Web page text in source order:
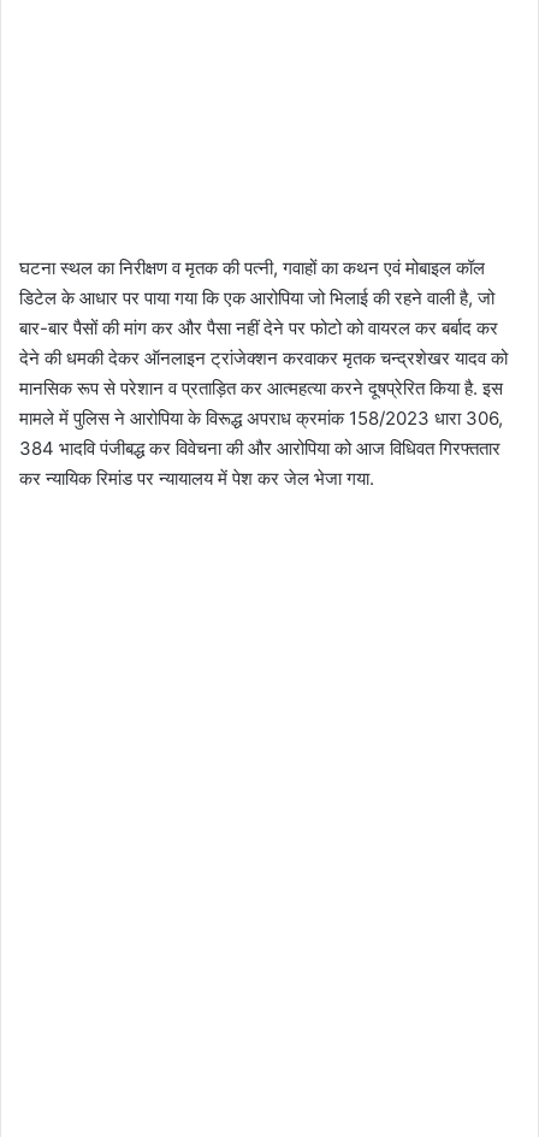
घटना स्थल का निरीक्षण व मृतक की पत्नी, गवाहों का कथन एवं मोबाइल कॉल
डिटेल के आधार पर पाया गया कि एक आरोपिया जो भिलाई की रहने वाली है, जो
बार-बार पैसों की मांग कर और पैसा नहीं देने पर फोटो को वायरल कर बर्बाद कर
देने की धमकी देकर ऑनलाइन ट्रांजेक्शन करवाकर मृतक चन्द्रशेखर यादव को
मानसिक रूप से परेशान व प्रताड़ित कर आत्महत्या करने दूषप्रेरित किया है. इस
मामले में पुलिस ने आरोपिया के विरूद्ध अपराध क्रमांक 158/2023 धारा 306,
384 भादवि पंजीबद्ध कर विवेचना की और आरोपिया को आज विधिवत गिरफ्ततार
कर न्यायिक रिमांड पर न्यायालय में पेश कर जेल भेजा गया.